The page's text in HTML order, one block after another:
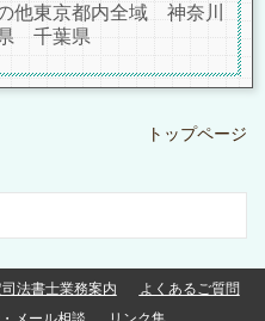
東京都内全域 神奈川
千葉県
トップページ
法書士業務案内
よくあるご質問